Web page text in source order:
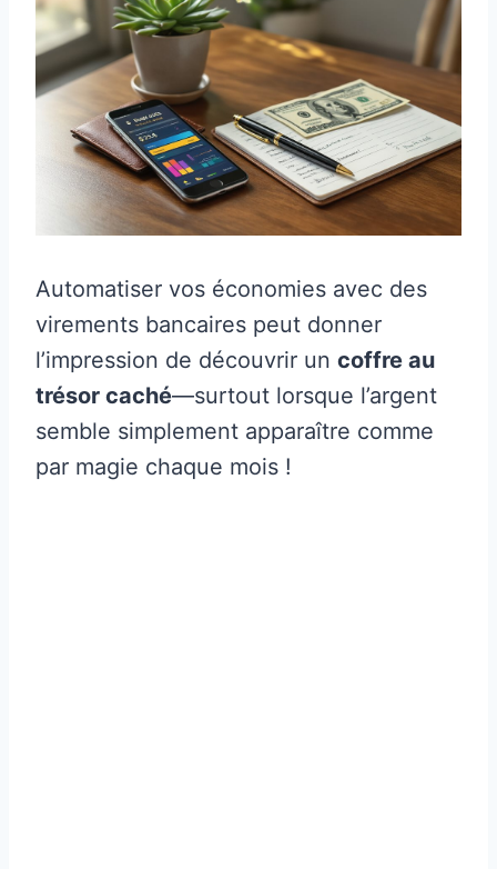
Automatiser vos économies avec des
virements bancaires peut donner
l’impression de découvrir un coffre au
trésor caché—surtout lorsque l’argent
semble simplement apparaître comme
par magie chaque mois !